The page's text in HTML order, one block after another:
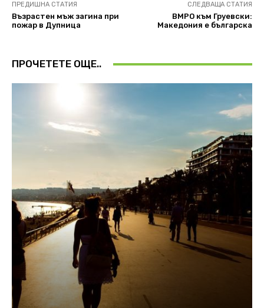
ПРЕДИШНА СТАТИЯ
Възрастен мъж загина при
пожар в Дупница
СЛЕДВАЩА СТАТИЯ
ВМРО към Груевски:
Македония е българска
ПРОЧЕТЕТЕ ОЩЕ..